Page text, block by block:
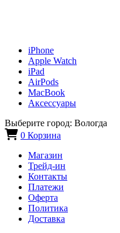
iPhone
Apple Watch
iPad
AirPods
MacBook
Аксессуары
Выберите город: Вологда
0 Корзина
Магазин
Трейд-ин
Контакты
Платежи
Оферта
Политика
Доставка